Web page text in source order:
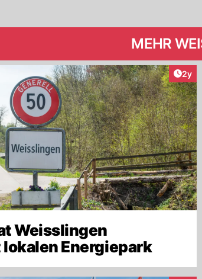
MEHR
2y
Weisslingen
Energiepark